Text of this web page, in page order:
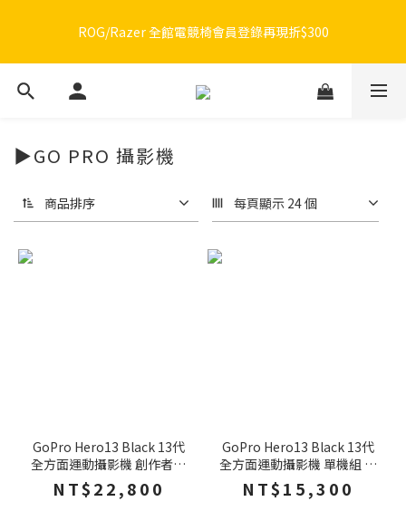
300
ROG/Razer 全館電競椅會員登錄再現折$300
🔥品牌限定滿額折🔥ROG周邊滿1500折100 / 2500折200 / 3000折
▶GO PRO 攝影機
商品排序 每頁顯示 24 個
GoPro Hero13 Black 13代
全方面運動攝影機 創作者機
輕巧設計 5公尺防水性能 攝
影機 運動攝影機 運動相機
NT$22,800
GoPro Hero13 Black 13代
全方面運動攝影機 單機組 輕
巧設計 5公尺防水性能 攝影
機 運動攝影機 運動相機
NT$15,300